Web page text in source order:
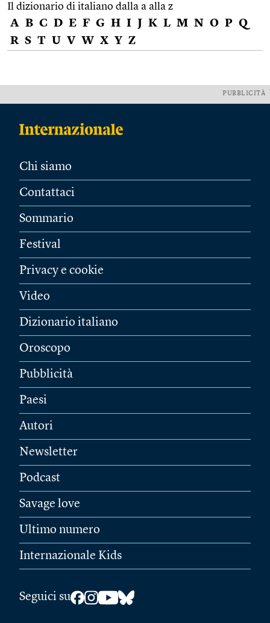
Il dizionario di italiano dalla a alla z
A B C D E F G H I J K L M N O P Q
R S T U V W X Y Z
PUBBLICITÀ
Chi siamo
Contattaci
Sommario
Festival
Privacy e cookie
Video
Dizionario italiano
Oroscopo
Pubblicità
Paesi
Autori
Newsletter
Podcast
Savage love
Ultimo numero
Internazionale Kids
Seguici su